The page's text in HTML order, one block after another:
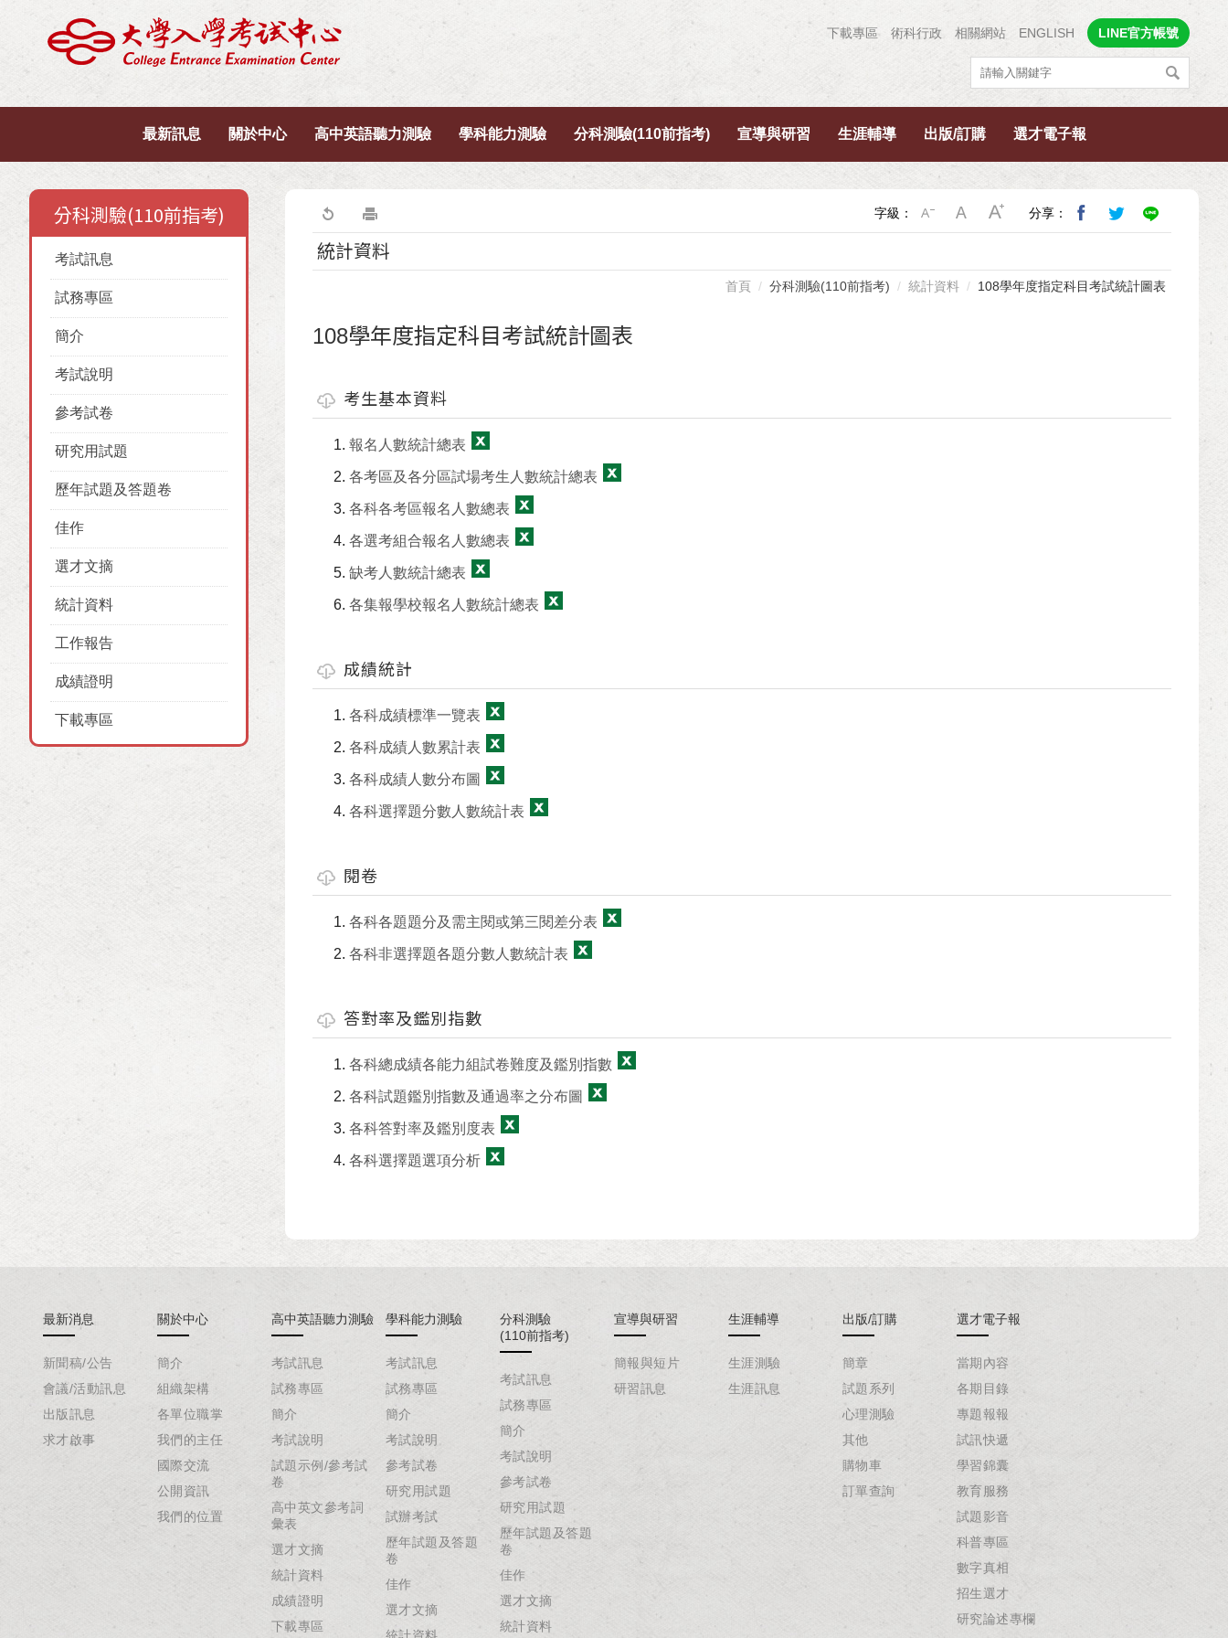
下載專區 術科行政 相關網站 ENGLISH LINE官方帳號
最新訊息 關於中心 高中英語聽力測驗 學科能力測驗 分科測驗(110前指考) 宣導與研習 生涯輔導 出版/訂購 選才電子報
分科測驗(110前指考)
考試訊息
試務專區
簡介
考試說明
參考試卷
研究用試題
歷年試題及答題卷
佳作
選才文摘
統計資料
工作報告
成績證明
下載專區
字級： 分享：
統計資料
首頁 分科測驗(110前指考) 統計資料 108學年度指定科目考試統計圖表
108學年度指定科目考試統計圖表
考生基本資料
報名人數統計總表
各考區及各分區試場考生人數統計總表
各科各考區報名人數總表
各選考組合報名人數總表
缺考人數統計總表
各集報學校報名人數統計總表
成績統計
各科成績標準一覽表
各科成績人數累計表
各科成績人數分布圖
各科選擇題分數人數統計表
閱卷
各科各題題分及需主閱或第三閱差分表
各科非選擇題各題分數人數統計表
答對率及鑑別指數
各科總成績各能力組試卷難度及鑑別指數
各科試題鑑別指數及通過率之分布圖
各科答對率及鑑別度表
各科選擇題選項分析
最新消息
新聞稿/公告
會議/活動訊息
出版訊息
求才啟事
關於中心
簡介
組織架構
各單位職掌
我們的主任
國際交流
公開資訊
我們的位置
高中英語聽力測驗
考試訊息
試務專區
簡介
考試說明
試題示例/參考試
卷
高中英文參考詞
彙表
選才文摘
統計資料
成績證明
下載專區
學科能力測驗
考試訊息
試務專區
簡介
考試說明
參考試卷
研究用試題
試辦考試
歷年試題及答題
卷
佳作
選才文摘
分科測驗
(110前指考)
考試訊息
試務專區
簡介
考試說明
參考試卷
研究用試題
歷年試題及答題
卷
佳作
選才文摘
統計資料
宣導與研習
簡報與短片
研習訊息
生涯輔導
生涯測驗
生涯訊息
出版/訂購
簡章
試題系列
心理測驗
其他
購物車
訂單查詢
選才電子報
當期內容
各期目錄
專題報報
試訊快遞
學習錦囊
教育服務
試題影音
科普專區
數字真相
招生選才
研究論述專欄